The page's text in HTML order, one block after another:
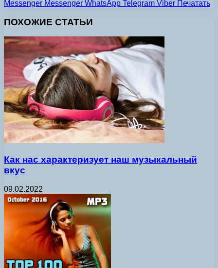
Messenger Messenger WhatsApp Telegram Viber Печатать
ПОХОЖИЕ СТАТЬИ
Как нас характеризует наш музыкальный
вкус
09.02.2022